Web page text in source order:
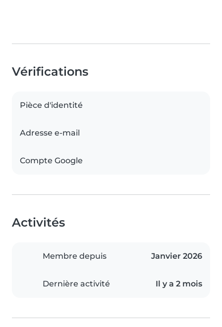
Vérifications
Pièce d'identité
Adresse e-mail
Compte Google
Activités
Membre depuis Janvier 2026
Dernière activité Il y a 2 mois